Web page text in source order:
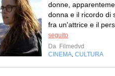
donne,
donna e il ricordo di
fra un'attrice e il
seguito
Da Filmedvd
CINEMA CULTURA